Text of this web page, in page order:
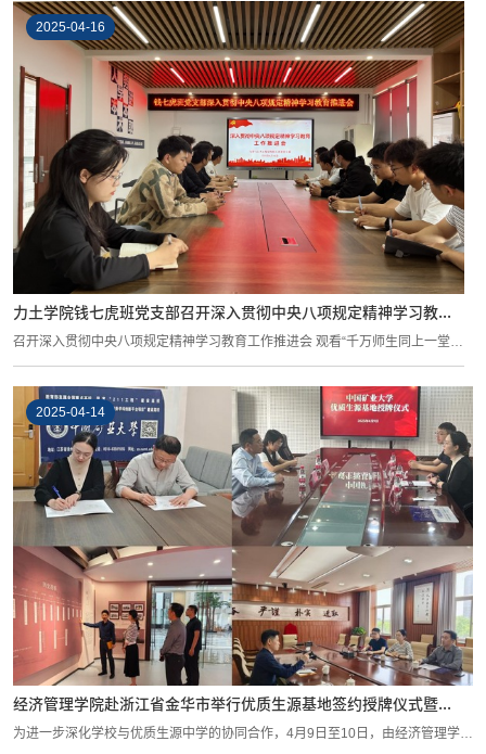
2025-04-16
力土学院钱七虎班党支部召开深入贯彻中央八项规定精神学习教...
召开深入贯彻中央八项规定精神学习教育工作推进会 观看“千万师生同上一堂国
2025-04-14
经济管理学院赴浙江省金华市举行优质生源基地签约授牌仪式暨...
为进一步深化学校与优质生源中学的协同合作，4月9日至10日，由经济管理学院